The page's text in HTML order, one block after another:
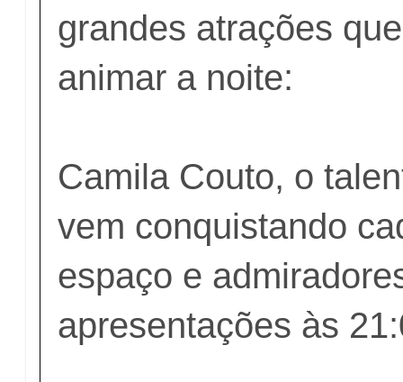
grandes atrações
animar a noite:
Camila Couto, o
vem conquistando
espaço e
apresentações às